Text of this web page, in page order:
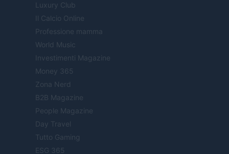
Luxury Club
Il Calcio Online
Professione mamma
World Music
Investimenti Magazine
Money 365
Zona Nerd
B2B Magazine
People Magazine
Day Travel
Tutto Gaming
ESG 365